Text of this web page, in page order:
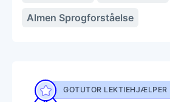
Almen Sprogforståelse
GOTUTOR LEKTIEHJÆLPER